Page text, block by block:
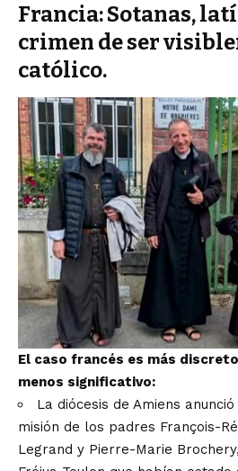
Francia: Sotanas,
crimen de ser
católico.
El caso francés es más
menos significativo:
La diócesis de Amiens
misión de los padres François-
Legrand y Pierre-Marie